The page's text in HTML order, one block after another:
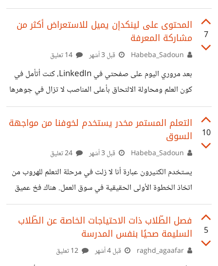
المدرسة بعد انتهاء اليوم الدراسي بدلاً من العاملة، ومنحها يوم
راحة. وجدت هذه الفكرة تربوية بامتياز، فلماذا لا يتم تعميمها في
المدارس مع الاستغناء عن عمال النظافة في المدارس. فطريقة
تعامل المدرسين مع عمال النظافة والمهن البسيطة تجعل الطلبة
يحتقرون هؤلاء البشر، أذكر أن معلمة لا تستحق لقب معلمة كانت
تقول للطالب ضعيف المستوى: أنت ستكون زبَّال لما تكبر. وكذلك
7
المحتوى على لينكدإن يميل للاستعراض أكثر من
مشاركة المعرفة
قبل 3 أشهر
بعد مروري اليوم على صفحتي في LinkedIn، كنت أتأمل في
كون العلم ومحاولة الالتحاق بأعلى المناصب لا تزال في جوهرها
رغبة شخصية يفترض أن نشعر عند تحقيقها بمتعة الإنجاز، بعيداً
عن صراعات التريند ومجرد حصد التصفيقات والتعليقات. أعتقد
أن المعظم أصبح يهمل متعة العلم والشغف به، وأصبح كل ما يهمه
هو عدد الإعجابات التي قد ينالها من خلف مشاركة شهاداته أو
خبراته، مما جعل البعض يسعون وراء نيل الشهادات دون النظر
إلى مدى الاستفادة منها؛ فتجد شخصاً يحمل شهادة ذات
10
التعلم المستمر مخدر يستخدم لخوفنا من مواجهة
السوق
قبل 3 أشهر
يستخدم الكثيرون عبارة أنا لا زلت في مرحلة التعلم للهروب من
اتخاذ الخطوة الأولى الحقيقية في سوق العمل. هناك فخ عميق
يقع فيه تحديداً المهتمون بالمجالات التقنية، وهو ما يمكن
تسميته بإدمان الكورسات؛ حيث يستمر المرء في حصد الشهادات
المختلفة، وكلما أنهى مساراً تعليمياً أقنع نفسه بضرورة تعلم أداة
إضافية ليكون مستعداً. لقد وقعت شخصياً في هذه المشكلة،
5
فصل الطّلاب ذات الاحتياجات الخاصة عن الطّلاب
السليمة صحيًا بنفس المدرسة
قبل 4 أشهر